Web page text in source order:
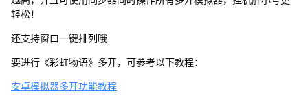
轻松！
还支持窗口一键排列哦
要进行《彩虹物语》多开，可参考以下教程：
安卓模拟器多开功能教程